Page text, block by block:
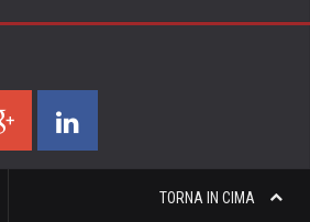
TORNA IN CIMA